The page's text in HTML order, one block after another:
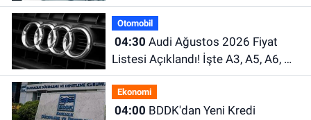
Kamera ve Dev Batarya Dikkat
Çekiyor
Otomobil
04:30
Listesi Açıklandı! İşte A3, A5, A6, Q
Serisi ve e-tron Modellerinin Güncel
Fiyatları
Ekonomi
04:00